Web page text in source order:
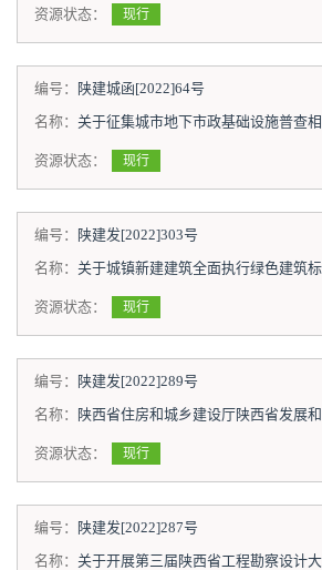
资源状态： 现行
编号： 陕建城函[2022]64号
名称： 关于征集城市地下市政基础设施普查
资源状态： 现行
编号： 陕建发[2022]303号
名称： 关于城镇新建建筑全面执行绿色建筑
资源状态： 现行
编号： 陕建发[2022]289号
名称： 陕西省住房和城乡建设厅陕西省发展和改革委员会关于印发《陕西省推
资源状态： 现行
编号： 陕建发[2022]287号
名称： 关于开展第三届陕西省工程勘察设计